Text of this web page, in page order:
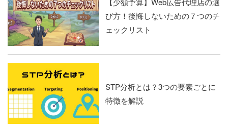
び方！後悔しないための７つのチ
ェックリスト
STP分析とは？3つの要素ごとに
特徴を解説